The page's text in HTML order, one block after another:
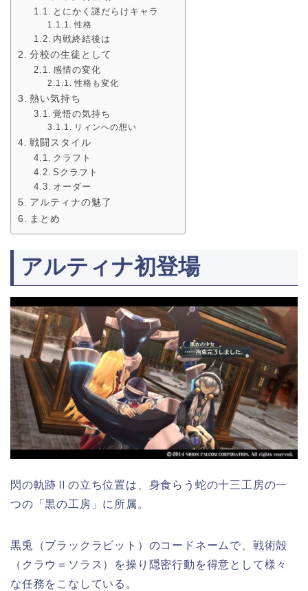
とにかく謎だらけキャラ
性格
内戦終結後は
分校の生徒として
感情の変化
性格も変化
熱い気持ち
覚悟の気持ち
リィンへの想い
戦闘スタイル
クラフト
Sクラフト
オーダー
アルティナの魅了
まとめ
アルティナ初登場
閃の軌跡Ⅱの立ち位置は、身食らう蛇の十三工房の一
つの「黒の工房」に所属。
黒兎（ブラックラビット）のコードネームで、戦術殻
（クラウ＝ソラス）を操り隠密行動を得意として様々
な任務をこなしている。